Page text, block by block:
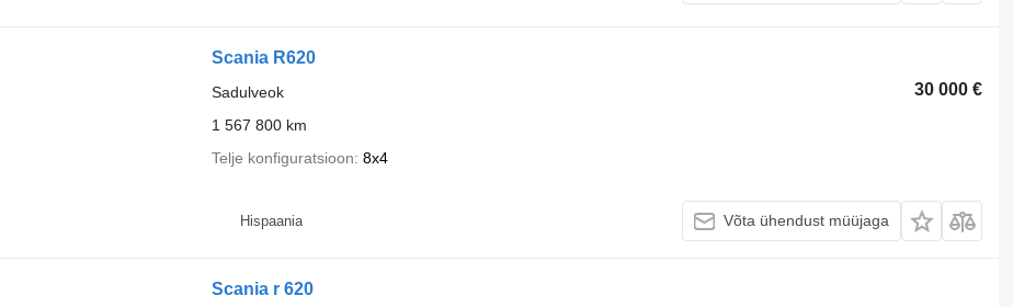
Scania R620
30 000 €
Sadulveok
1 567 800 km
Telje konfiguratsioon 8x4
Hispaania Võta ühendust müüjaga
Scania r 620